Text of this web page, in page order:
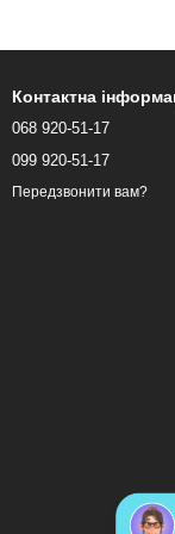
Контактна
068 920-51-17
099 920-51-17
Передзвонити вам?